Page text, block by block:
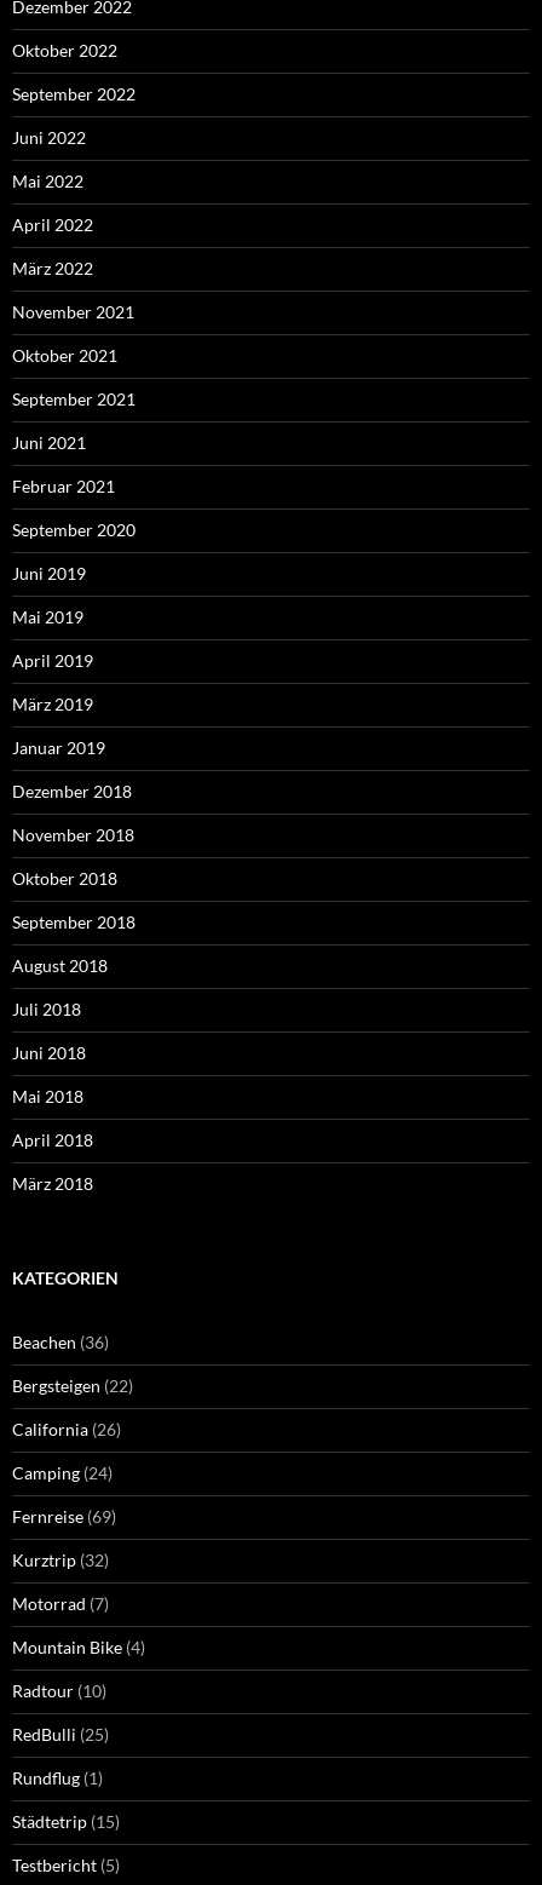
Dezember 2022
Oktober 2022
September 2022
Juni 2022
Mai 2022
April 2022
März 2022
November 2021
Oktober 2021
September 2021
Juni 2021
Februar 2021
September 2020
Juni 2019
Mai 2019
April 2019
März 2019
Januar 2019
Dezember 2018
November 2018
Oktober 2018
September 2018
August 2018
Juli 2018
Juni 2018
Mai 2018
April 2018
März 2018
KATEGORIEN
Beachen (36)
Bergsteigen (22)
California (26)
Camping (24)
Fernreise (69)
Kurztrip (32)
Motorrad (7)
Mountain Bike (4)
Radtour (10)
RedBulli (25)
Rundflug (1)
Städtetrip (15)
Testbericht (5)